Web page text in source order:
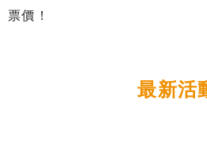
票價！
最新活